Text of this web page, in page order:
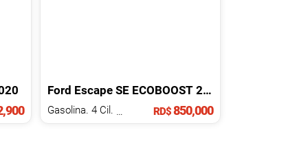
Ford Escape SE ECOBOOST 2016
RD$850,000